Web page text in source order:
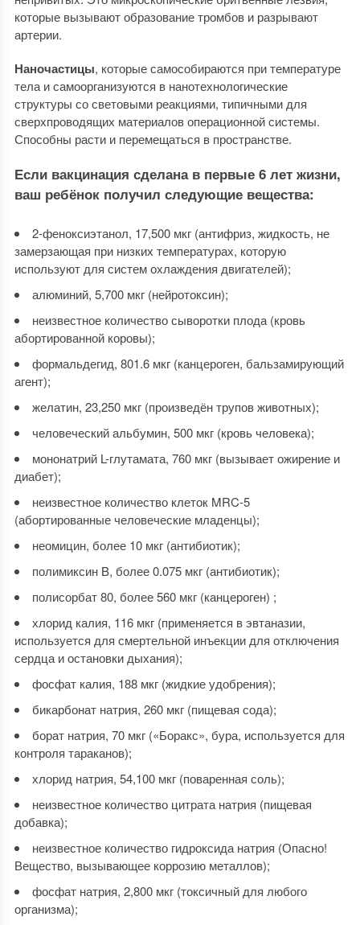
которые вызывают образование тромбов и разрывают
артерии.
Наночастицы, которые самособираются при температуре
тела и самоорганизуются в нанотехнологические
структуры со световыми реакциями, типичными для
сверхпроводящих материалов операционной системы.
Способны расти и перемещаться в пространстве.
Если вакцинация сделана в первые 6 лет жизни,
ваш ребёнок получил следующие вещества:
2-феноксиэтанол, 17,500 мкг (антифриз, жидкость, не
замерзающая при низких температурах, которую
используют для систем охлаждения двигателей);
алюминий, 5,700 мкг (нейротоксин);
неизвестное количество сыворотки плода (кровь
абортированной коровы);
формальдегид, 801.6 мкг (канцероген, бальзамирующий
агент);
желатин, 23,250 мкг (произведён трупов животных);
человеческий альбумин, 500 мкг (кровь человека);
мононатрий L-глутамата, 760 мкг (вызывает ожирение и
диабет);
неизвестное количество клеток MRC-5
(абортированные человеческие младенцы);
неомицин, более 10 мкг (антибиотик);
полимиксин B, более 0.075 мкг (антибиотик);
полисорбат 80, более 560 мкг (канцероген) ;
хлорид калия, 116 мкг (применяется в эвтаназии,
используется для смертельной инъекции для отключения
сердца и остановки дыхания);
фосфат калия, 188 мкг (жидкие удобрения);
бикарбонат натрия, 260 мкг (пищевая сода);
борат натрия, 70 мкг («Боракс», бура, используется для
контроля тараканов);
хлорид натрия, 54,100 мкг (поваренная соль);
неизвестное количество цитрата натрия (пищевая
добавка);
неизвестное количество гидроксида натрия (Опасно!
Вещество, вызывающее коррозию металлов);
фосфат натрия, 2,800 мкг (токсичный для любого
организма);